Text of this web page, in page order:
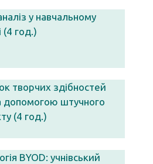
у навчальному
(4 год.)
творчих здібностей
допомогою штучного
(4 год.)
BYOD: учнівський